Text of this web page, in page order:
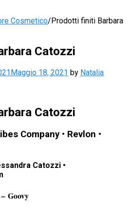
Cosmetico/ Prodotti finiti Barbara
Catozzi
Maggio 18, 2021 by Natalia
Catozzi
Company • Revlon •
Catozzi •
Goovy